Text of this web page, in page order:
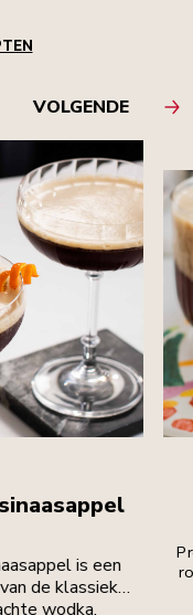
VOLGENDE
is een
de klassieke
wodka,